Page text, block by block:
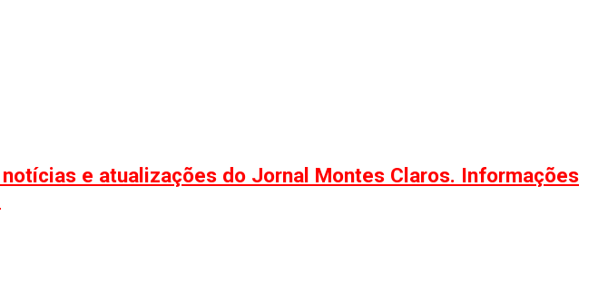
e atualizações do Jornal Montes Claros. Informações